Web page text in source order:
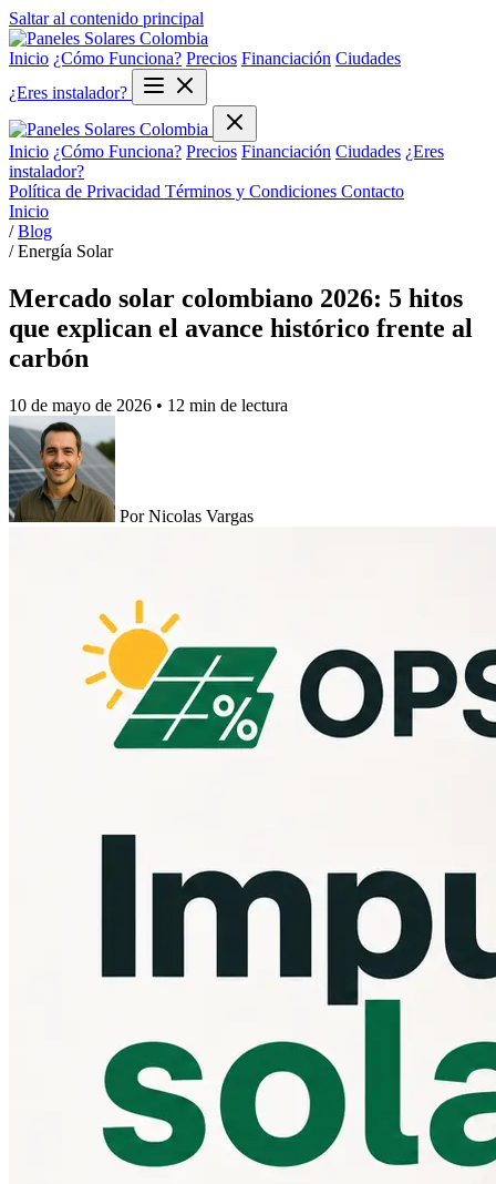
Saltar al contenido principal
Inicio ¿Cómo Funciona? Precios Financiación Ciudades
¿Eres instalador?
Inicio ¿Cómo Funciona? Precios Financiación Ciudades ¿Eres
instalador?
Política de Privacidad Términos y Condiciones Contacto
Inicio
/ Blog
/ Energía Solar
Mercado solar colombiano 2026: 5 hitos
que explican el avance histórico frente al
carbón
10 de mayo de 2026 • 12 min de lectura
Por Nicolas Vargas